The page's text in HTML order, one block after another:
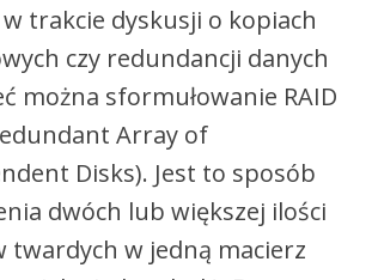
w trakcie dyskusji o kopiach
czy redundancji danych
można sformułowanie RAID
Array of
Disks). Jest to sposób
dwóch lub większej ilości
twardych w jedną macierz